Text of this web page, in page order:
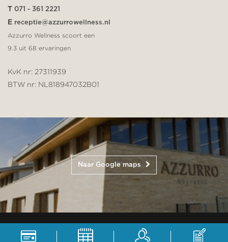
071 - 361 2221
E receptie@azzurrowellness.nl
Azzurro Wellness scoort een
9.3 uit 68 ervaringen
KvK nr: 27311939
BTW nr: NL818947032B01
Naar Google maps
Azzurro Wellness © 2026
website
yourstyle